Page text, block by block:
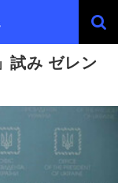
試み ゼレン